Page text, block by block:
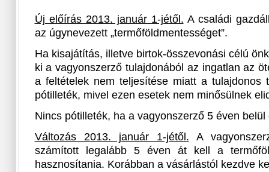
Új előírás 2013. január 1-jétől. A családi
az úgynevezett „termőföldmentességet”.
Ha kisajátítás, illetve birtok-összevonási célú
ki a vagyonszerző tulajdonából az ingatlan az
a feltételek nem teljesítése miatt a tulajdonos
pótilleték, mivel ezen esetek nem minősülnek
Nincs pótilleték, ha a vagyonszerző 5 éven belül
Változás 2013. január 1-jétől. A
számított legalább 5 éven át kell a
hasznosítania. Korábban a vásárlástól kezdve